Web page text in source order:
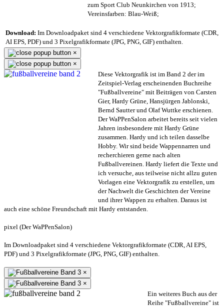
zum Sport Club Neunkirchen von 1913;
Vereinsfarben: Blau-Weiß;
Download: Im Downloadpaket sind 4 verschiedene Vektorgrafikformate (CDR,
AI EPS, PDF) und 3 Pixelgrafikformate (JPG, PNG, GIF) enthalten.
×
×
Diese Vektorgrafik ist im Band 2 der im
Zeitspiel-Verlag erscheinenden Buchreihe
"Fußballvereine" mit Beiträgen von Carsten
Gier, Hardy Grüne, Hansjürgen Jablonski,
Bernd Sautter und Olaf Wuttke erschienen.
Der WaPPenSalon arbeitet bereits seit vielen
Jahren insbesondere mit Hardy Grüne
zusammen. Hardy und ich teilen dasselbe
Hobby. Wir sind beide Wappennarren und
recherchieren gerne nach alten
Fußballvereinen. Hardy liefert die Texte und
ich versuche, aus teilweise nicht allzu guten
Vorlagen eine Vektorgrafik zu erstellen, um
der Nachwelt die Geschichten der Vereine
und ihrer Wappen zu erhalten. Daraus ist
auch eine schöne Freundschaft mit Hardy entstanden.
pixel (Der WaPPenSalon)
Im Downloadpaket sind 4 verschiedene Vektorgrafikformate (CDR, AI EPS,
PDF) und 3 Pixelgrafikformate (JPG, PNG, GIF) enthalten.
×
×
Ein weiteres Buch aus der
Reihe "Fußballvereine" ist